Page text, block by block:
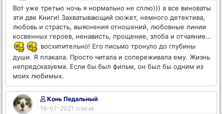
Вот уже третью ночь я нормально не сплю))) а все виноваты
эти две Книги! Захватывающий сюжет, немного детектива,
любовь и страсть, выяснения отношений, любовные линии
косвенных героев, ненависть, прощение, злоба и отчаяние…
восхитительно! Его письмо тронуло до глубины
души. Я плакала. Просто читала и сопереживала ему. Жизнь
непредсказуема. Если бы был фильм, он был бы одним из
моих любимых.
Конь Педальный
19-07-2021 11:56:46